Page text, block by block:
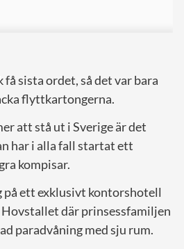
sista ordet, så det var bara
flyttkartongerna.
att stå ut i Sverige är det
har i alla fall startat ett
kompisar.
på ett exklusivt kontorshotell
där prinsessfamiljen
paradvåning med sju rum.